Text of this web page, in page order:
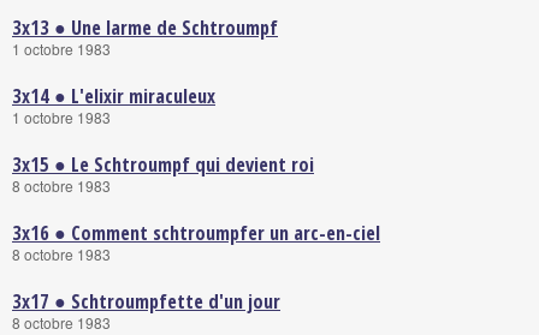
3x13 ● Une larme de Schtroumpf
1 octobre 1983
3x14 ● L'elixir miraculeux
1 octobre 1983
3x15 ● Le Schtroumpf qui devient roi
8 octobre 1983
3x16 ● Comment schtroumpfer un arc-en-ciel
8 octobre 1983
3x17 ● Schtroumpfette d'un jour
8 octobre 1983